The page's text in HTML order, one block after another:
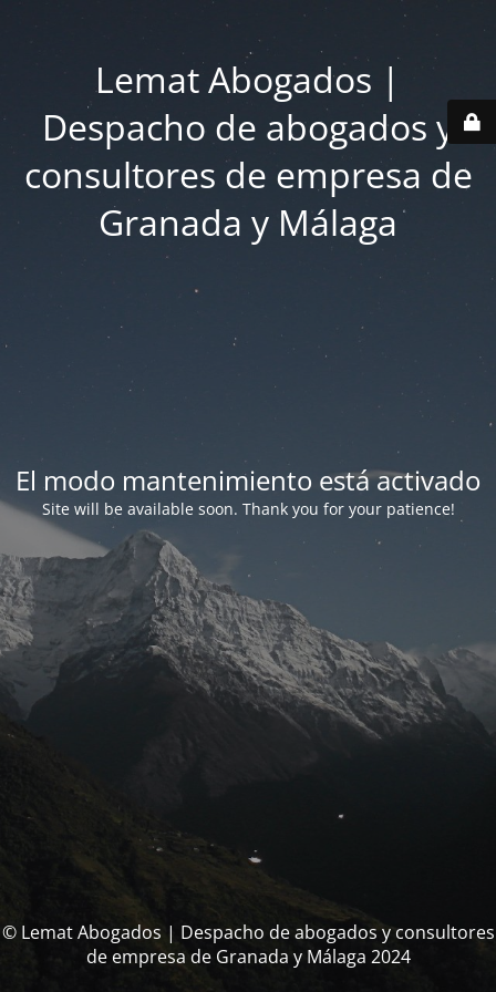
Lemat Abogados |
Despacho de abogados y
consultores de empresa de
Granada y Málaga
El modo mantenimiento está activado
Site will be available soon. Thank you for your patience!
© Lemat Abogados | Despacho de abogados y consultores
de empresa de Granada y Málaga 2024